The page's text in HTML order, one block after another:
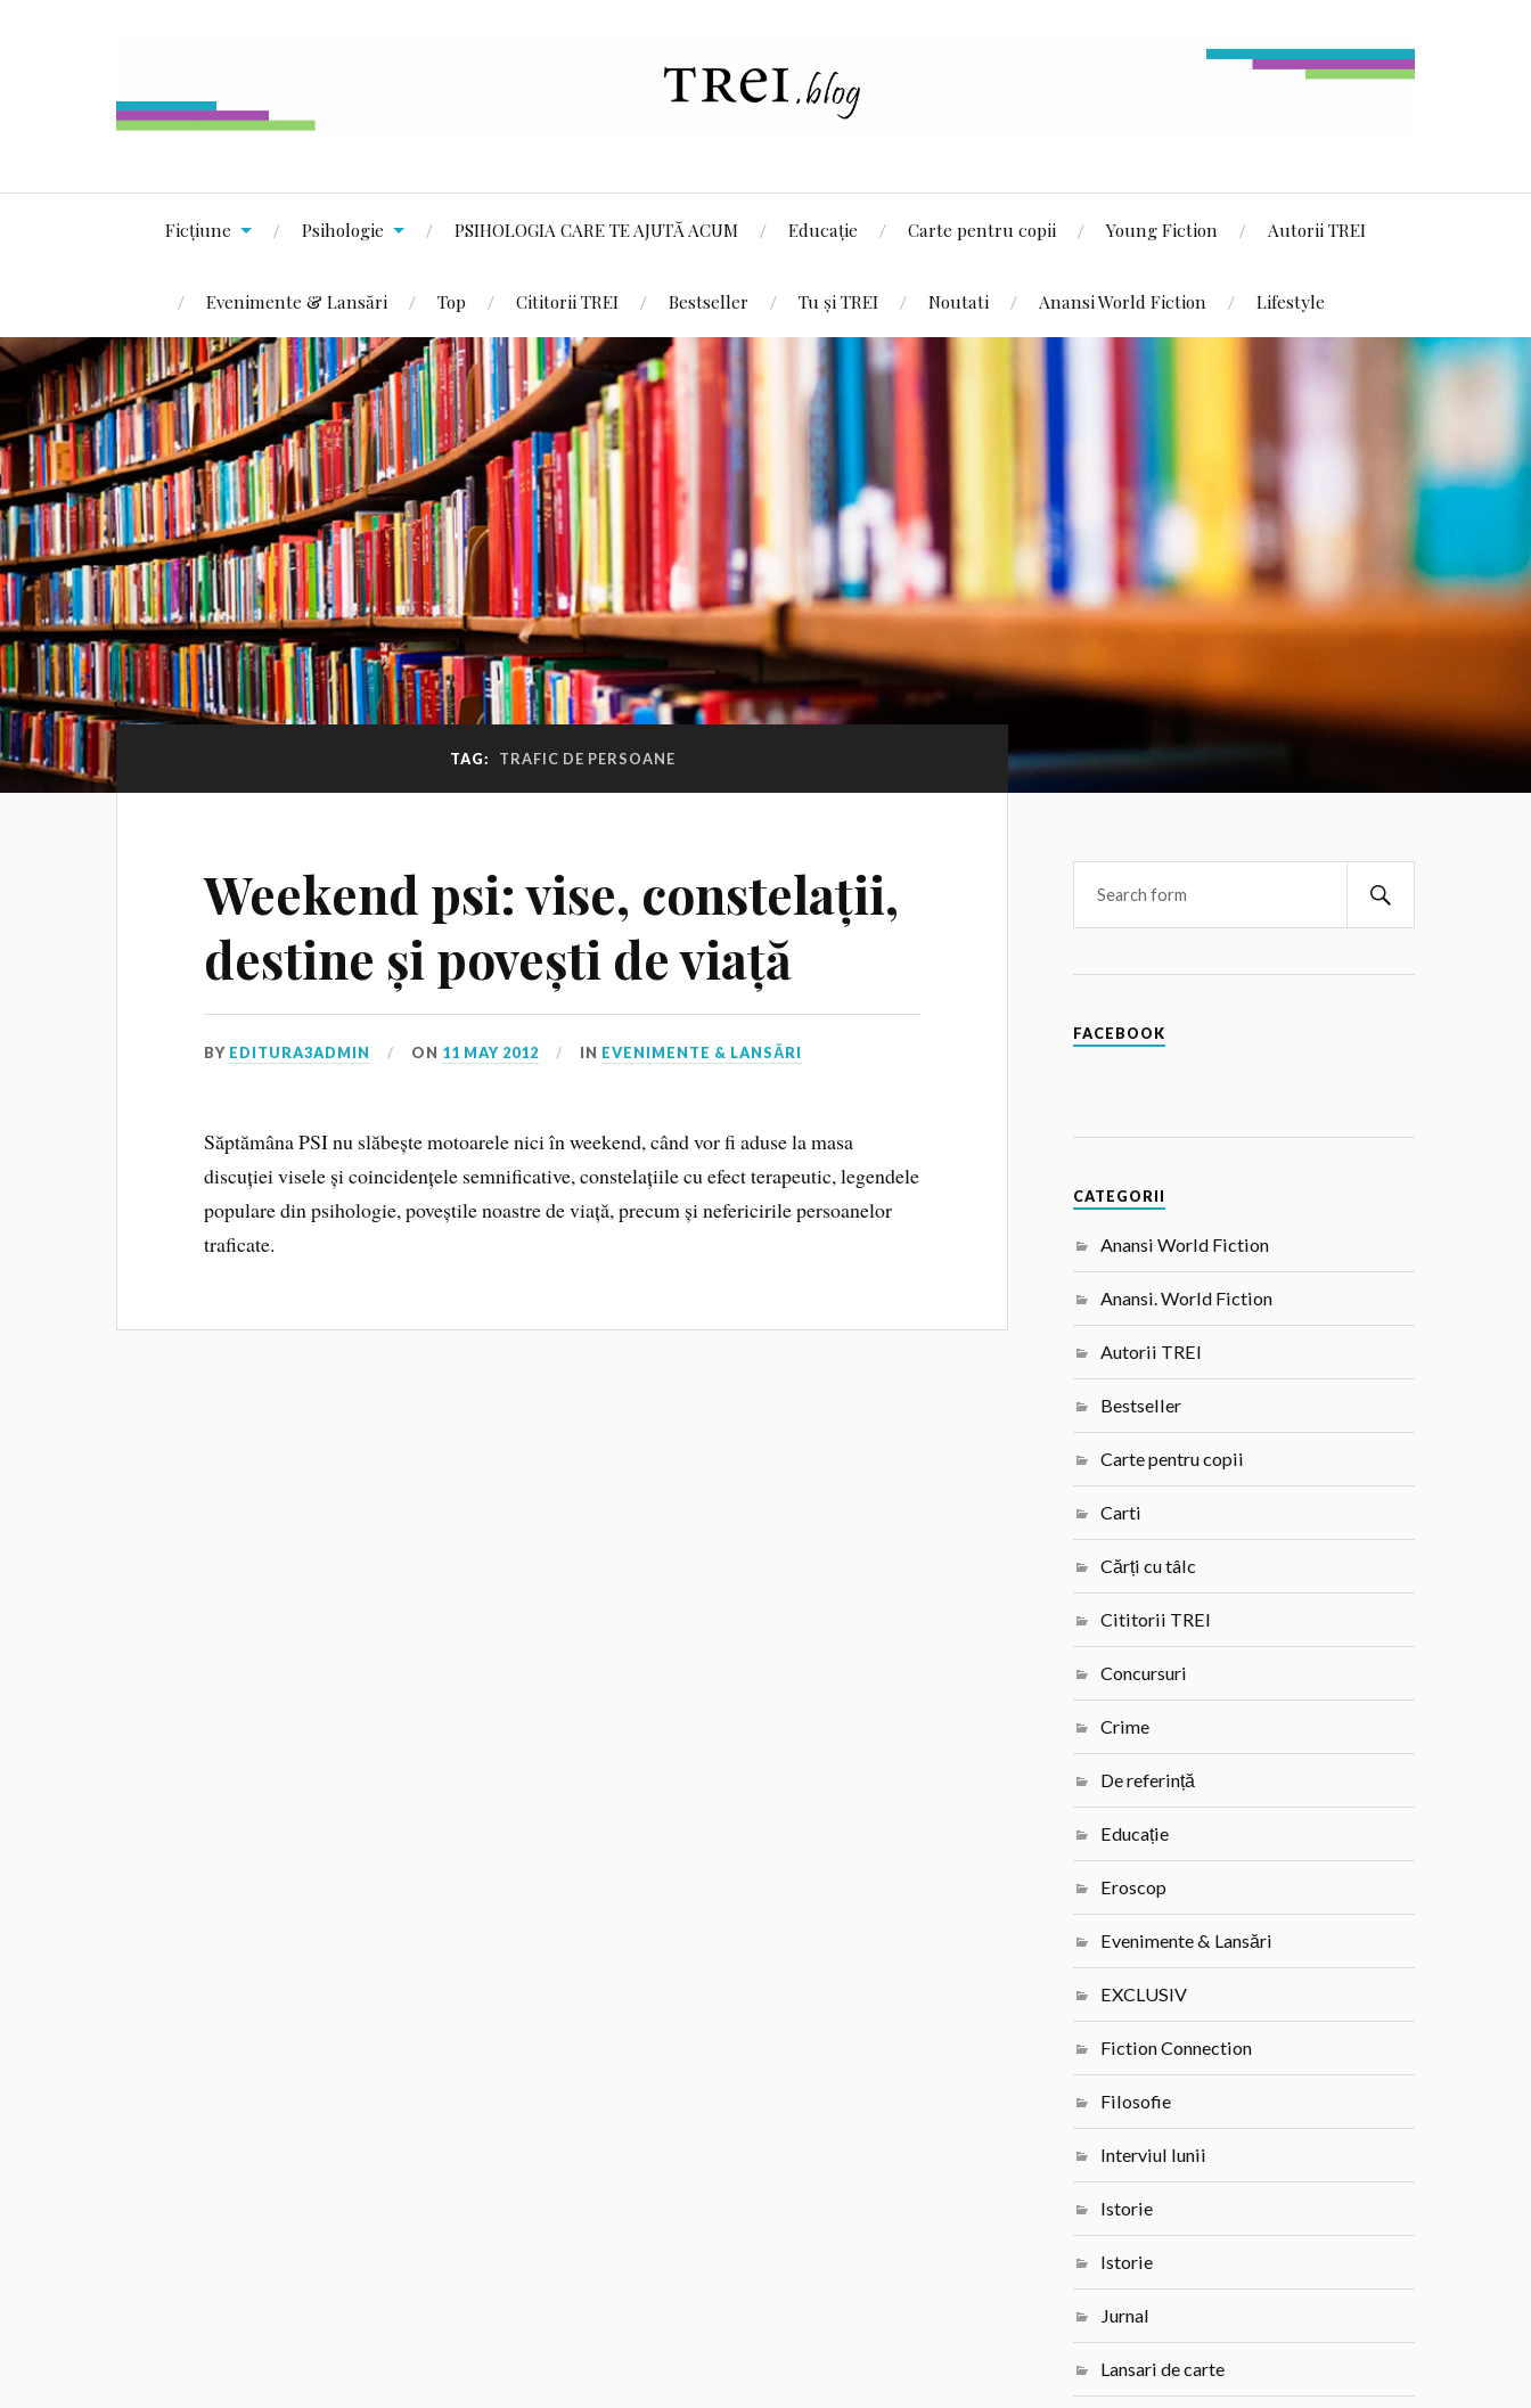
Ficțiune Psihologie PSIHOLOGIA CARE TE AJUTĂ ACUM Educație Carte pentru copii Young Fiction Autorii TREI
Evenimente & Lansări Top Cititorii TREI Bestseller Tu și TREI Noutati Anansi World Fiction Lifestyle
TAG: TRAFIC DE PERSOANE
Weekend psi: vise, constelații,
destine și povești de viață
BY EDITURA3ADMIN ON 11 MAY 2012 IN EVENIMENTE & LANSĂRI
Săptămâna PSI nu slăbește motoarele nici în weekend, când vor fi aduse la masa
discuției visele și coincidențele semnificative, constelațiile cu efect terapeutic, legendele
populare din psihologie, poveștile noastre de viață, precum și nefericirile persoanelor
traficate.
FACEBOOK
CATEGORII
Anansi World Fiction
Anansi. World Fiction
Autorii TREI
Bestseller
Carte pentru copii
Carti
Cărți cu tâlc
Cititorii TREI
Concursuri
Crime
De referință
Educație
Eroscop
Evenimente & Lansări
EXCLUSIV
Fiction Connection
Filosofie
Interviul lunii
Istorie
Istorie
Jurnal
Lansari de carte